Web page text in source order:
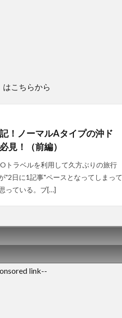
はこちらから
！ノーマルAタイプの沖ド
見！（前編）
トラベルを利用して久方ぶりの旅行
"2日に1記事"ペースとなってしまって
っている。ブ[…]
link--